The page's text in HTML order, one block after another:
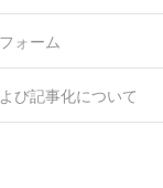
ォーム
び記事化について